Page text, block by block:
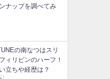
ナップを調べてみ
の南なつはスリ
ィリピンのハーフ！
立ちや経歴は？